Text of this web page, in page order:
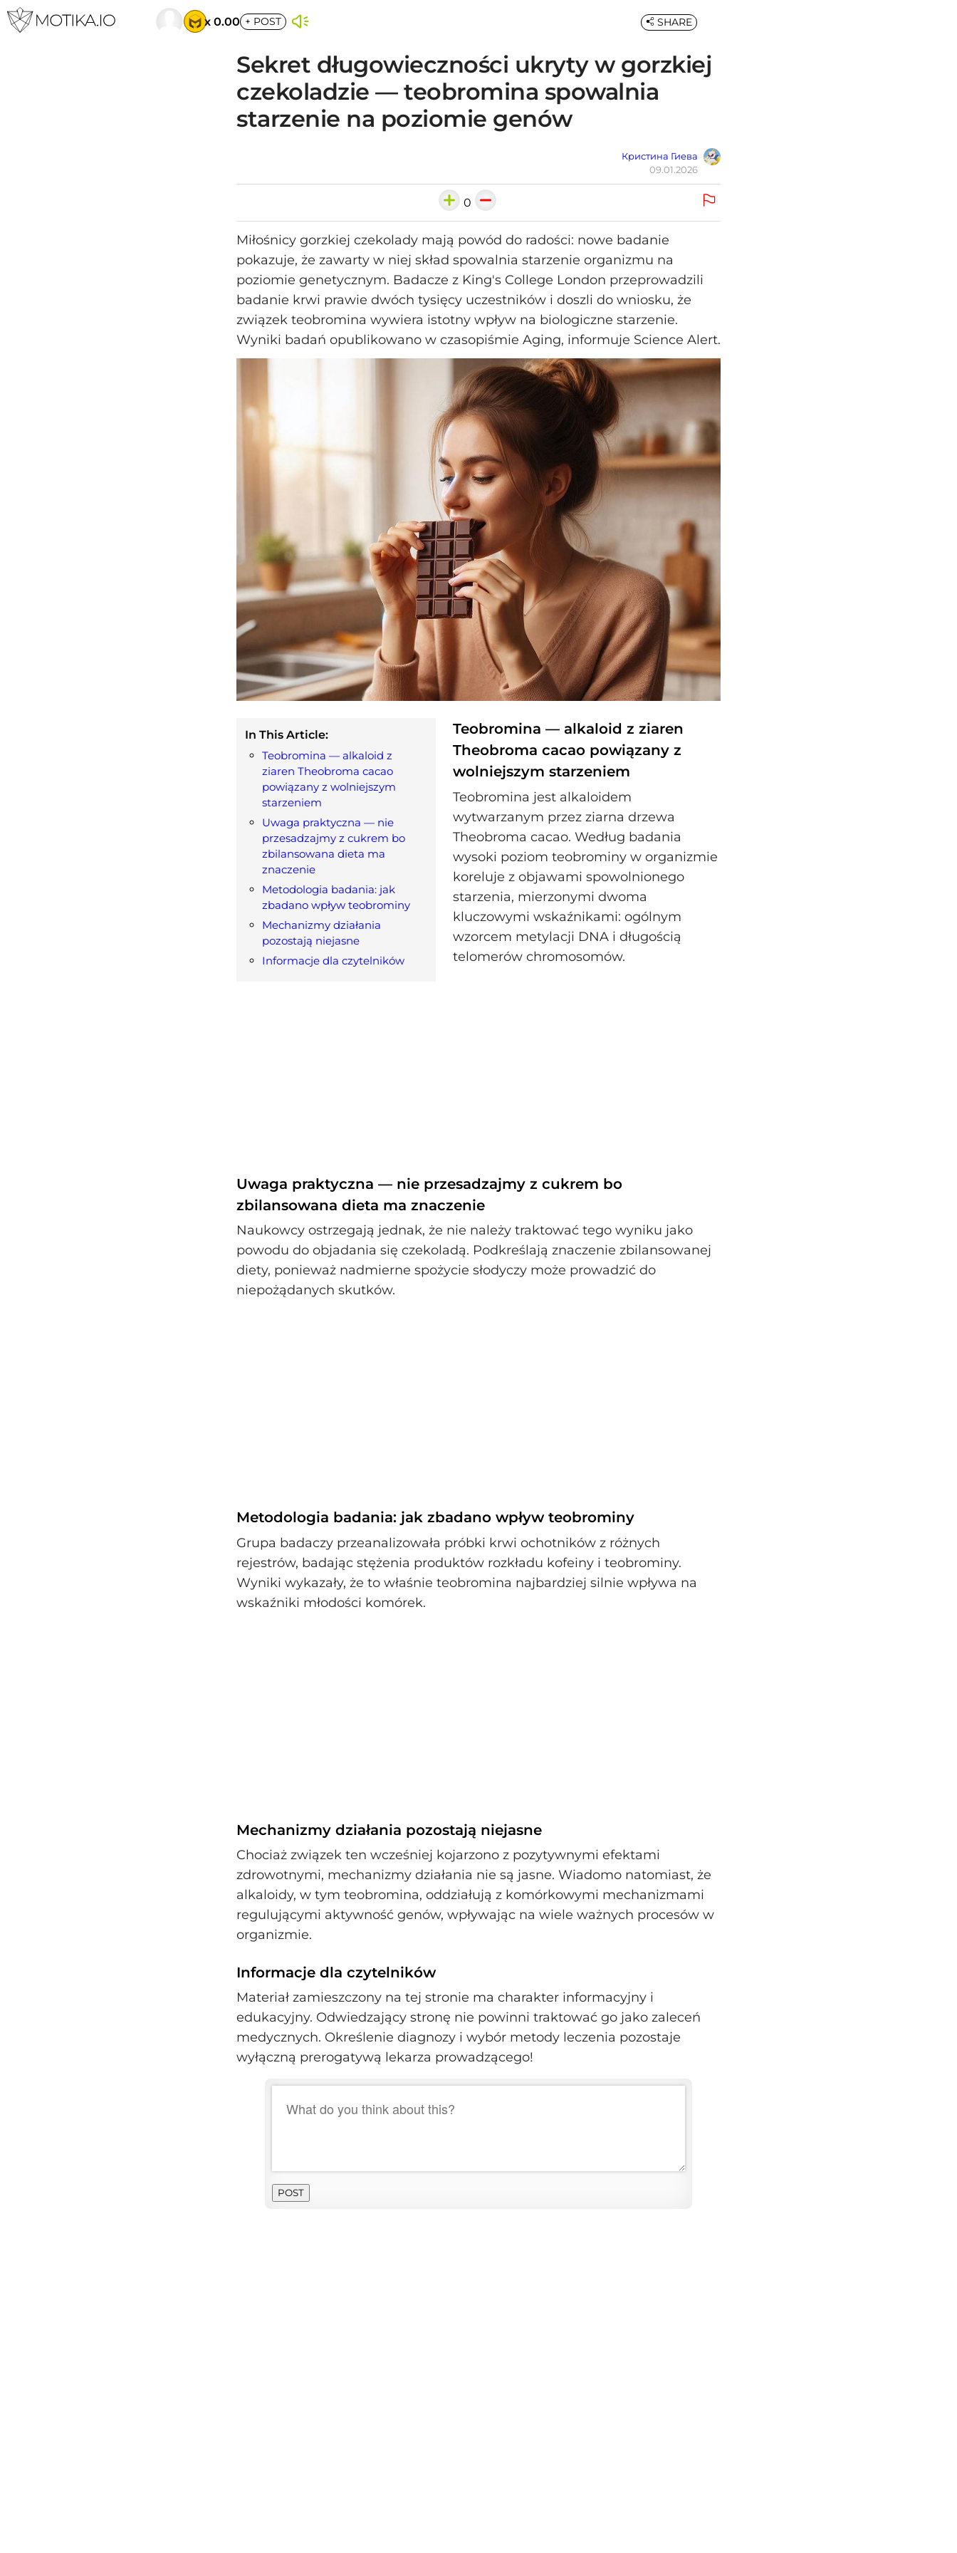
x 0.00 + POST
Sekret długowieczności ukryty w gorzkiej
czekoladzie — teobromina spowalnia
starzenie na poziomie genów
Кристина Гиева
09.01.2026
SHARE
0
Miłośnicy gorzkiej czekolady mają powód do radości: nowe badanie
pokazuje, że zawarty w niej skład spowalnia starzenie organizmu na
poziomie genetycznym. Badacze z King's College London przeprowadzili
badanie krwi prawie dwóch tysięcy uczestników i doszli do wniosku, że
związek teobromina wywiera istotny wpływ na biologiczne starzenie.
Wyniki badań opublikowano w czasopiśmie Aging, informuje Science Alert.
In This Article:
Teobromina — alkaloid z
ziaren Theobroma cacao
powiązany z wolniejszym
starzeniem
Uwaga praktyczna — nie
przesadzajmy z cukrem bo
zbilansowana dieta ma
znaczenie
Metodologia badania: jak
zbadano wpływ teobrominy
Mechanizmy działania
pozostają niejasne
Informacje dla czytelników
Teobromina — alkaloid z ziaren
Theobroma cacao powiązany z
wolniejszym starzeniem
Teobromina jest alkaloidem
wytwarzanym przez ziarna drzewa
Theobroma cacao. Według badania
wysoki poziom teobrominy w organizmie
koreluje z objawami spowolnionego
starzenia, mierzonymi dwoma
kluczowymi wskaźnikami: ogólnym
wzorcem metylacji DNA i długością
telomerów chromosomów.
Uwaga praktyczna — nie przesadzajmy z cukrem bo
zbilansowana dieta ma znaczenie
Naukowcy ostrzegają jednak, że nie należy traktować tego wyniku jako
powodu do objadania się czekoladą. Podkreślają znaczenie zbilansowanej
diety, ponieważ nadmierne spożycie słodyczy może prowadzić do
niepożądanych skutków.
Metodologia badania: jak zbadano wpływ teobrominy
Grupa badaczy przeanalizowała próbki krwi ochotników z różnych
rejestrów, badając stężenia produktów rozkładu kofeiny i teobrominy.
Wyniki wykazały, że to właśnie teobromina najbardziej silnie wpływa na
wskaźniki młodości komórek.
Mechanizmy działania pozostają niejasne
Chociaż związek ten wcześniej kojarzono z pozytywnymi efektami
zdrowotnymi, mechanizmy działania nie są jasne. Wiadomo natomiast, że
alkaloidy, w tym teobromina, oddziałują z komórkowymi mechanizmami
regulującymi aktywność genów, wpływając na wiele ważnych procesów w
organizmie.
Informacje dla czytelników
Materiał zamieszczony na tej stronie ma charakter informacyjny i
edukacyjny. Odwiedzający stronę nie powinni traktować go jako zaleceń
medycznych. Określenie diagnozy i wybór metody leczenia pozostaje
wyłączną prerogatywą lekarza prowadzącego!
POST